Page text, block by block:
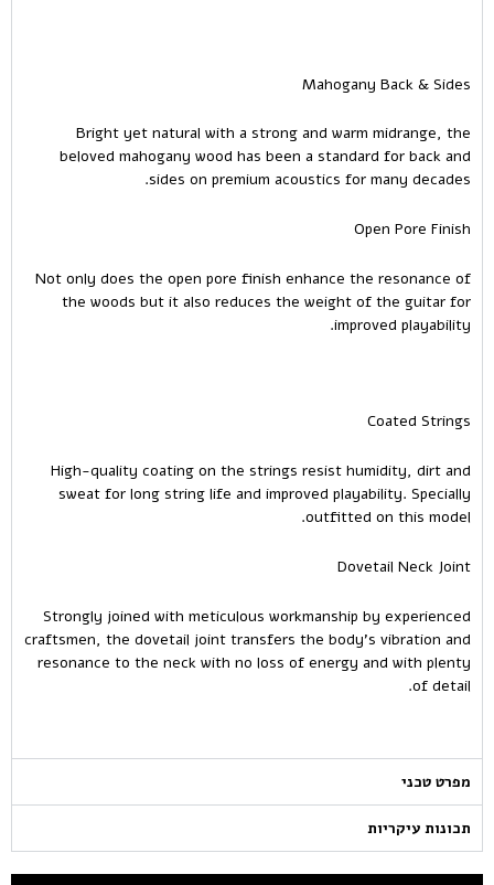
Mahogany Back & Sides
Bright yet natural with a strong and warm midrange, the
beloved mahogany wood has been a standard for back and
sides on premium acoustics for many decades.
Open Pore Finish
Not only does the open pore finish enhance the resonance of
the woods but it also reduces the weight of the guitar for
improved playability.
Coated Strings
High-quality coating on the strings resist humidity, dirt and
sweat for long string life and improved playability. Specially
outfitted on this model.
Dovetail Neck Joint
Strongly joined with meticulous workmanship by experienced
craftsmen, the dovetail joint transfers the body’s vibration and
resonance to the neck with no loss of energy and with plenty
of detail.
מפרט טכני
תכונות עיקריות